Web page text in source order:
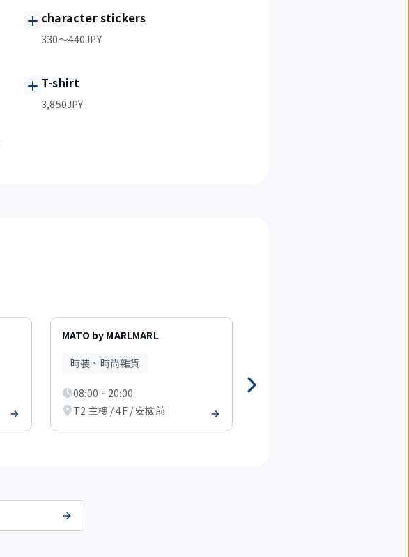
character stickers
330～440JPY
T-shirt
3,850JPY
MATO by MARLMARL
時裝、時尚雜貨
08:00‐20:00
T2 主樓 / 4F / 安檢前